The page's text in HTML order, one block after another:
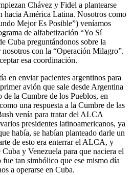
Chávez y Fidel a plantearse
hacia América Latina. Nosotros como
Mejor Es Posible”) veníamos
de alfabetización “Yo Sí
Cuba preguntándonos sobre la
con la “Operación Milagro”.
esa coordinación.
en enviar pacientes argentinos para
avión que sale desde Argentina
de la Cumbre de los Pueblos, en
una respuesta a la Cumbre de las
venía para tratar del ALCA
presidentes latinoamericanos, ya
había, se habían planteado darle un
de esto era enterrar el ALCA, y
y Venezuela para que naciera el
tan simbólico que ese mismo día
a operarse en Cuba.